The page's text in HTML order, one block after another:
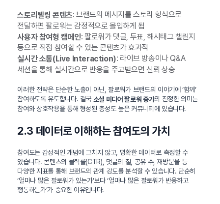
스토리텔링 콘텐츠: 브랜드의 메시지를 스토리 형식으로
전달하면 팔로워는 감정적으로 몰입하게 됨
사용자 참여형 캠페인: 팔로워가 댓글, 투표, 해시태그 챌린지
등으로 직접 참여할 수 있는 콘텐츠가 효과적
실시간 소통(Live Interaction): 라이브 방송이나 Q&A
세션을 통해 실시간으로 반응을 주고받으면 신뢰 상승
이러한 전략은 단순한 노출이 아닌, 팔로워가 브랜드의 이야기에 ‘함께’
참여하도록 유도합니다. 결국 소셜 미디어 팔로워 증가의 진정한 의미는
참여와 상호작용을 통해 형성된 충성도 높은 커뮤니티에 있습니다.
2.3 데이터로 이해하는 참여도의 가치
참여도는 감성적인 개념에 그치지 않고, 명확한 데이터로 측정할 수
있습니다. 콘텐츠의 클릭률(CTR), 댓글의 질, 공유 수, 재방문율 등
다양한 지표를 통해 브랜드의 관계 강도를 분석할 수 있습니다. 단순히
‘얼마나 많은 팔로워가 있는가’보다 ‘얼마나 많은 팔로워가 반응하고
행동하는가’가 중요한 이유입니다.